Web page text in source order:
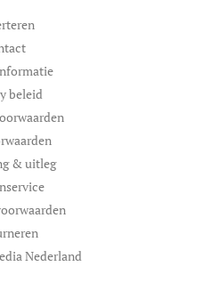
beleid
& uitleg
Nederland